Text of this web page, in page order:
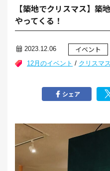
【築地でクリスマス】
やってくる！
2023.12.06 イベント
12月のイベント / クリスマス
シェア